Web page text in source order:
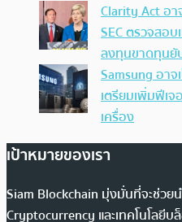
Clarity Act อา
SEC ตรวจสอ
ลงทุนขาดทุนยั
Samsung อา
เตรียมเพิ่มฟีเ
เครื่อง
เป้าหมายของเรา
Siam Blockchain มุ่งมั่นที่จะช่วย
Cryptocurrency และเทคโนโลยีบ